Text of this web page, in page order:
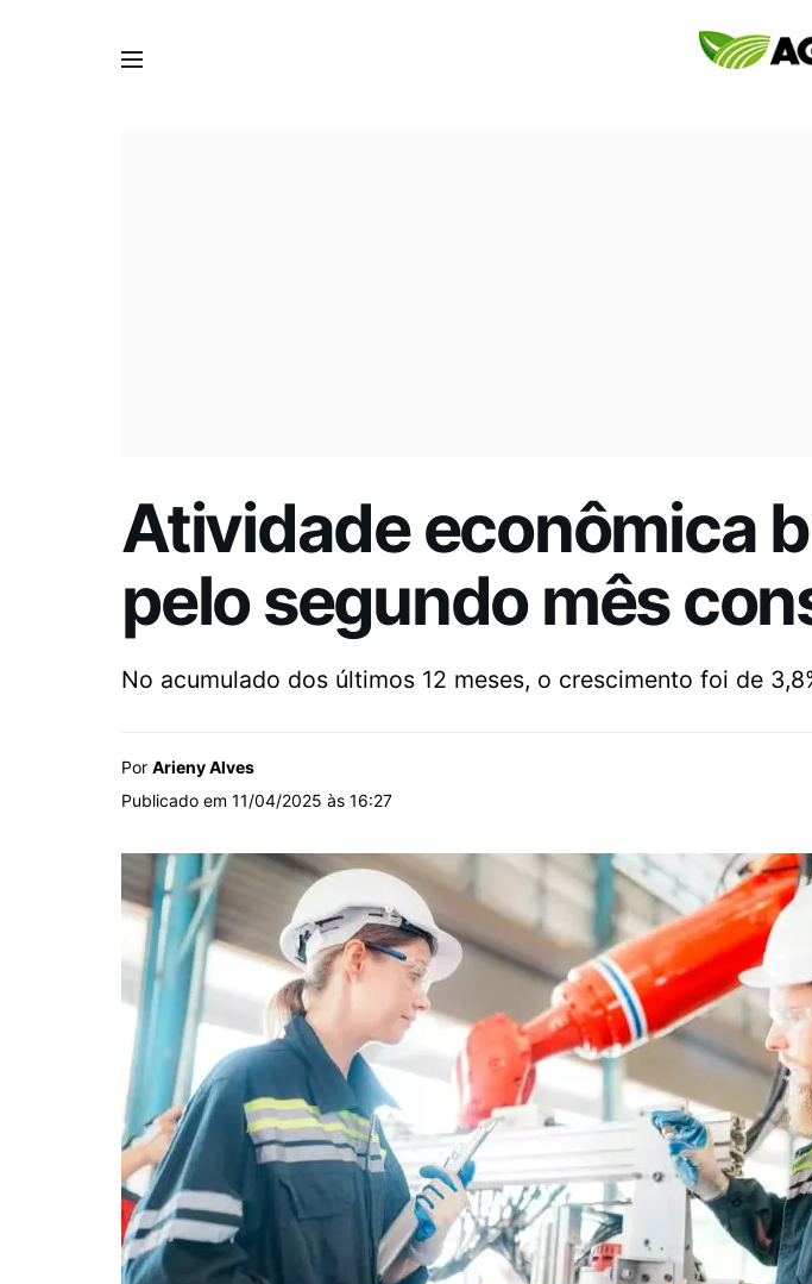
Atividade econômica
pelo segundo mês
No acumulado dos últimos 12 meses, o crescimento foi de
Por Arieny Alves
Publicado em 11/04/2025 às 16:27